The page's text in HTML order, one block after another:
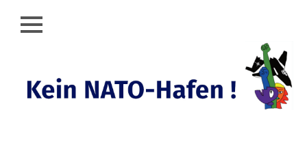
Schließen
KEIN
NATO-